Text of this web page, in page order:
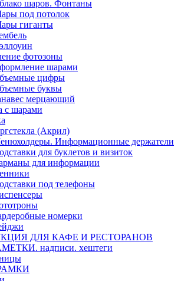
шаров. Фонтаны
под потолок
гиганты
фотозоны
шарами
цифры
буквы
мерцающий
с шарами
(Акрил)
Информационные держатели
для буклетов и визиток
для информации
под телефоны
номерки
ДЛЯ КАФЕ И РЕСТОРАНОВ
надписи. хештеги